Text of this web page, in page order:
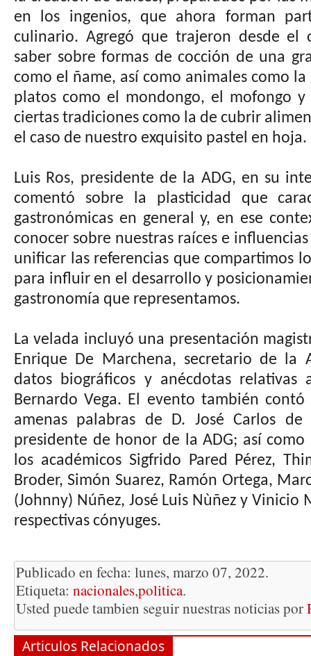
en los ingenios, que ahora forman
culinario. Agregó que trajeron desde el
saber sobre formas de cocción de una
como el ñame, así como animales como
platos como el mondongo, el mofongo y
ciertas tradiciones como la de cubrir
el caso de nuestro exquisito pastel en hoja.
Luis Ros, presidente de la ADG, en su
comentó sobre la plasticidad que
gastronómicas en general y, en ese
conocer sobre nuestras raíces e
unificar las referencias que compartimos
para influir en el desarrollo y
gastronomía que representamos.
La velada incluyó una presentación
Enrique De Marchena, secretario de la
datos biográficos y anécdotas
Bernardo Vega. El evento también
amenas palabras de D. José Carlos
presidente de honor de la ADG; así
los académicos Sigfrido Pared Pérez,
Broder, Simón Suarez, Ramón Ortega,
(Johnny) Núñez, José Luis Nùñez y Vinicio
respectivas cónyuges.
Publicado en fecha: lunes, marzo 07, 2022.
Etiqueta: nacionales,politica.
Usted puede tambien seguir nuestras noticias por
Articulos Relacionados